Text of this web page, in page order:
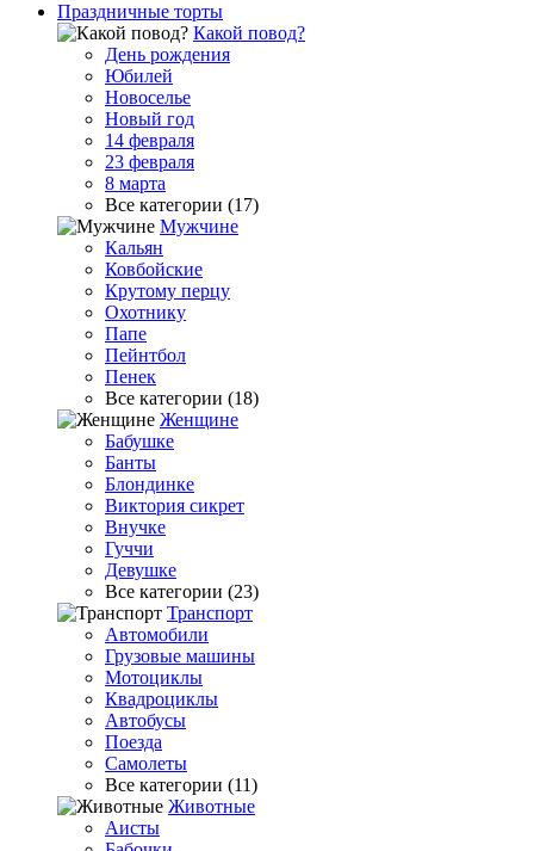
Праздничные торты
Какой повод?
День рождения
Юбилей
Новоселье
Новый год
14 февраля
23 февраля
8 марта
Все категории (17)
Мужчине
Кальян
Ковбойские
Крутому перцу
Охотнику
Папе
Пейнтбол
Пенек
Все категории (18)
Женщине
Бабушке
Банты
Блондинке
Виктория сикрет
Внучке
Гуччи
Девушке
Все категории (23)
Транспорт
Автомобили
Грузовые машины
Мотоциклы
Квадроциклы
Автобусы
Поезда
Самолеты
Все категории (11)
Животные
Аисты